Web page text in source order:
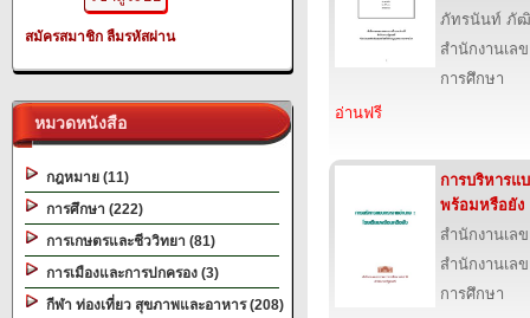
สมัครสมาชิก ลืมรหัสผ่าน
หมวดหนังสือ
กฎหมาย (11)
การศึกษา (222)
การเกษตรและชีววิทยา (81)
การเมืองและการปกครอง (3)
กีฬา ท่องเที่ยว สุขภาพและอาหาร (208)
ภัทรนันท์ ภั
สำนักงานเล
การศึกษา
อ่านฟรี
การบริหารแ
พร้อมหรือยัง
สำนักงานเล
สำนักงานเล
การศึกษา